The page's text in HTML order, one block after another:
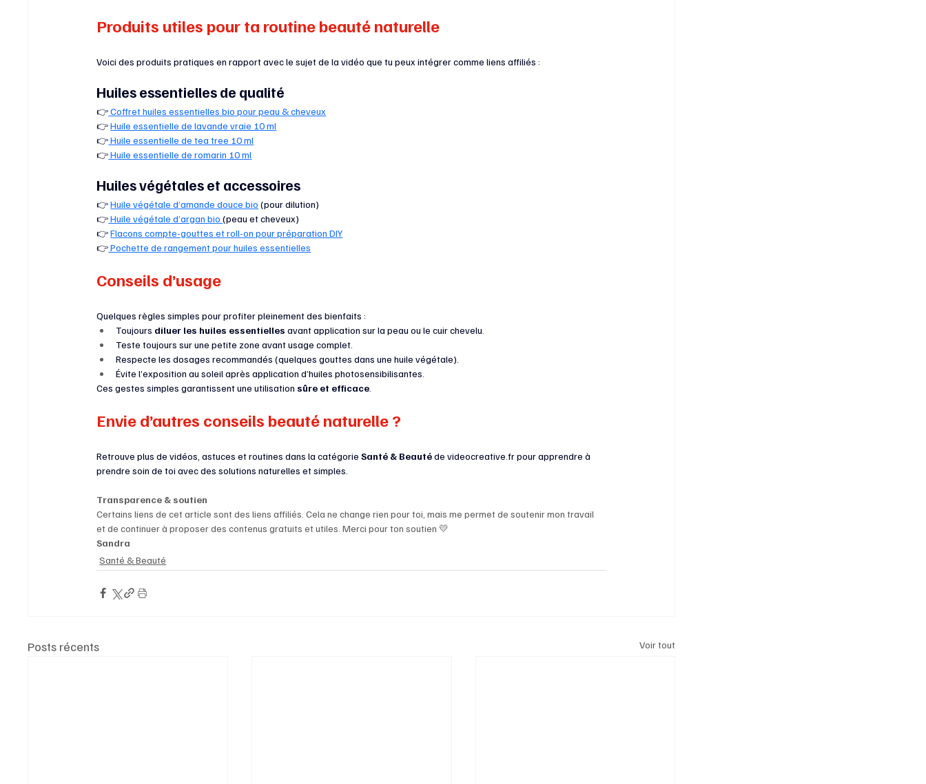
Produits utiles pour ta routine beauté naturelle
Voici des produits pratiques en rapport avec le sujet de la vidéo que tu peux intégrer comme liens affiliés :
Huiles essentielles de qualité
👉 Coffret huiles essentielles bio pour peau & cheveux
👉 Huile essentielle de lavande vraie 10 ml
👉 Huile essentielle de tea tree 10 ml
👉 Huile essentielle de romarin 10 ml
Huiles végétales et accessoires
👉 Huile végétale d’amande douce bio (pour dilution)
👉 Huile végétale d’argan bio (peau et cheveux)
👉 Flacons compte-gouttes et roll-on pour préparation DIY
👉 Pochette de rangement pour huiles essentielles
Conseils d’usage
Quelques règles simples pour profiter pleinement des bienfaits :
Toujours diluer les huiles essentielles avant application sur la peau ou le cuir chevelu.
Teste toujours sur une petite zone avant usage complet.
Respecte les dosages recommandés (quelques gouttes dans une huile végétale).
Évite l’exposition au soleil après application d’huiles photosensibilisantes.
Ces gestes simples garantissent une utilisation sûre et efficace
Envie d’autres conseils beauté naturelle ?
Retrouve plus de vidéos, astuces et routines dans la catégorie Santé & Beauté de videocreative.fr pour apprendre à
prendre soin de toi avec des solutions naturelles et simples.
Transparence & soutien
Certains liens de cet article sont des liens affiliés. Cela ne change rien pour toi, mais me permet de soutenir mon travail
et de continuer à proposer des contenus gratuits et utiles. Merci pour ton soutien 💛
Sandra
Santé & Beauté
Posts récents Voir tout